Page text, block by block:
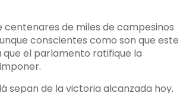
de miles de campesinos
conscientes como son que este
el parlamento ratifique la
sepan de la victoria alcanzada hoy.